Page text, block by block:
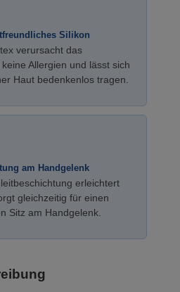
Silikon
verursacht das
Allergien und lässt sich
Haut bedenkenlos tragen.
am Handgelenk
erleichtert
gleichzeitig für einen
Sitz am Handgelenk.